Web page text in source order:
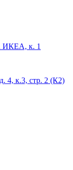
ИКЕА, к. 1
4, к.3, стр. 2 (К2)